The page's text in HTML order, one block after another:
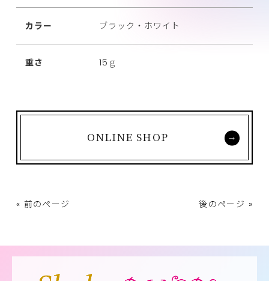
カラー ブラック・ホワイト
重さ 15ｇ
ONLINE SHOP
« 前のページ 後のページ »